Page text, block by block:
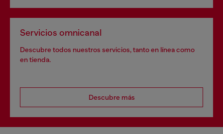
Servicios omnicanal
Descubre todos nuestros servicios, tanto en línea como
en tienda.
Descubre más